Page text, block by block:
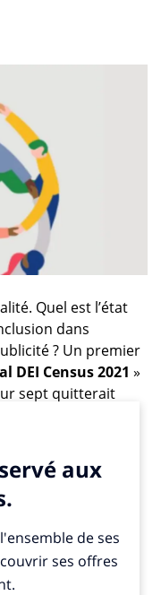
Quel est l’état
dans
? Un premier
DEI Census 2021 »
sept quitterait
en raison
Il avait
les plus courantes
la base du sexe, de
(ceux qui
race, de l’origine
premier
compléter les